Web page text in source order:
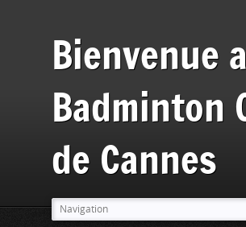
Bienvenue
Badminton
de Cannes